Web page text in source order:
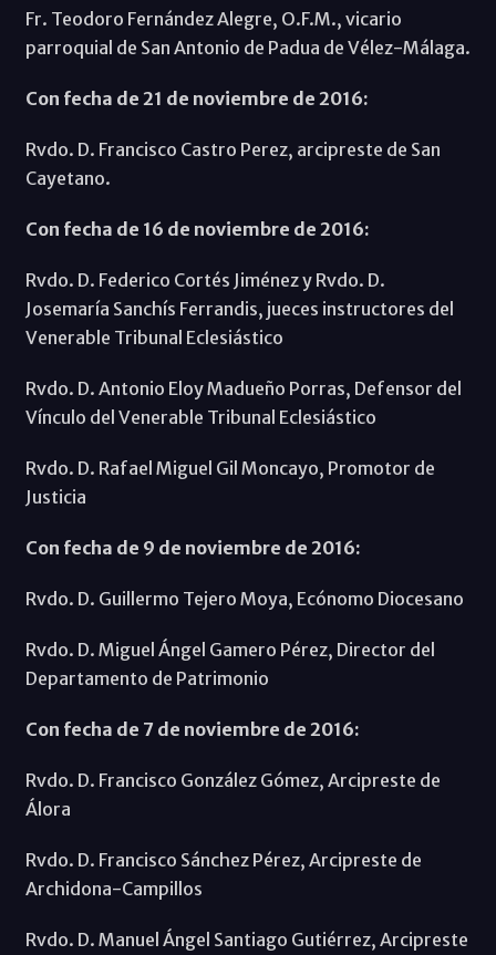
Fr. Teodoro Fernández Alegre, O.F.M., vicario
parroquial de San Antonio de Padua de Vélez-Málaga.
Con fecha de 21 de noviembre de 2016:
Rvdo. D. Francisco Castro Perez, arcipreste de San
Cayetano.
Con fecha de 16 de noviembre de 2016:
Rvdo. D. Federico Cortés Jiménez y Rvdo. D.
Josemaría Sanchís Ferrandis, jueces instructores del
Venerable Tribunal Eclesiástico
Rvdo. D. Antonio Eloy Madueño Porras, Defensor del
Vínculo del Venerable Tribunal Eclesiástico
Rvdo. D. Rafael Miguel Gil Moncayo, Promotor de
Justicia
Con fecha de 9 de noviembre de 2016:
Rvdo. D. Guillermo Tejero Moya, Ecónomo Diocesano
Rvdo. D. Miguel Ángel Gamero Pérez, Director del
Departamento de Patrimonio
Con fecha de 7 de noviembre de 2016:
Rvdo. D. Francisco González Gómez, Arcipreste de
Álora
Rvdo. D. Francisco Sánchez Pérez, Arcipreste de
Archidona-Campillos
Rvdo. D. Manuel Ángel Santiago Gutiérrez, Arcipreste